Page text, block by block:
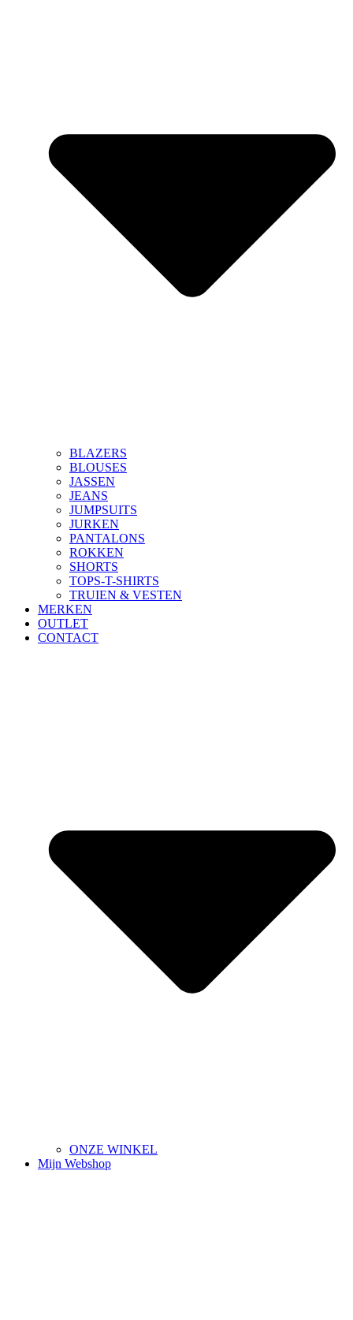
BLAZERS
BLOUSES
JASSEN
JEANS
JUMPSUITS
JURKEN
PANTALONS
ROKKEN
SHORTS
TOPS-T-SHIRTS
TRUIEN & VESTEN
MERKEN
OUTLET
CONTACT
ONZE WINKEL
Mijn Webshop